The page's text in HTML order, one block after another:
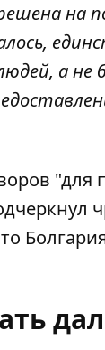
на
а не
"для